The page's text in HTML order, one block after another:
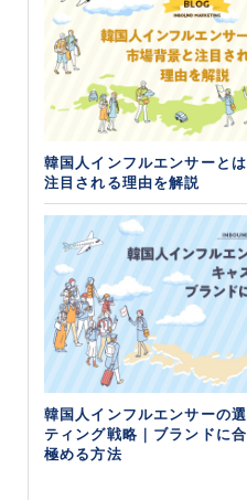
韓国人インフルエンサーと
注目される理由を解説
韓国人インフルエンサーの
ティング戦略｜ブランドに
極める方法